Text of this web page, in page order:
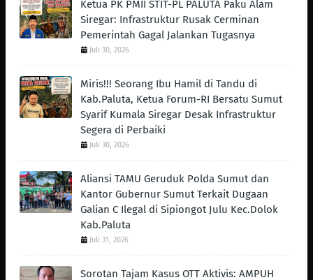
Ketua PK PMII STIT-PL PALUTA Paku Alam
Siregar: Infrastruktur Rusak Cerminan
Pemerintah Gagal Jalankan Tugasnya
Juli 30, 2026
Miris!!! Seorang Ibu Hamil di Tandu di
Kab.Paluta, Ketua Forum-RI Bersatu Sumut
Syarif Kumala Siregar Desak Infrastruktur
Segera di Perbaiki
Juli 30, 2026
Aliansi TAMU Geruduk Polda Sumut dan
Kantor Gubernur Sumut Terkait Dugaan
Galian C Ilegal di Sipiongot Julu Kec.Dolok
Kab.Paluta
Juli 31, 2026
Sorotan Tajam Kasus OTT Aktivis: AMPUH